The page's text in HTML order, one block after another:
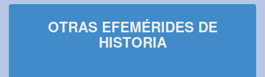
OTRAS EFEMÉRIDES DE
HISTORIA